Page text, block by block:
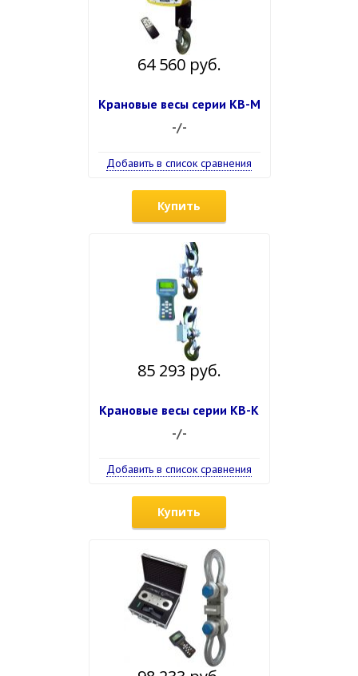
64 560 руб.
Крановые весы серии КВ-М
-/-
Добавить в список сравнения
Купить
85 293 руб.
Крановые весы серии КВ-К
-/-
Добавить в список сравнения
Купить